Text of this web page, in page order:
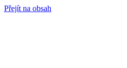
Přejít na obsah